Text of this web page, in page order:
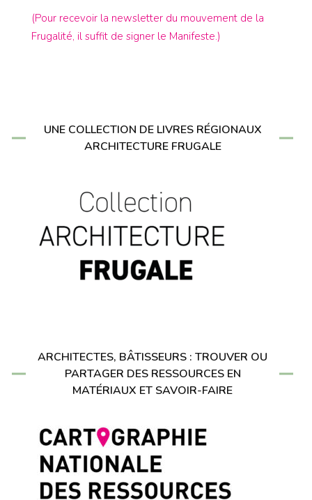
(Pour recevoir la newsletter du mouvement de la
Frugalité, il suffit de signer le Manifeste.)
UNE COLLECTION DE LIVRES RÉGIONAUX
ARCHITECTURE FRUGALE
ARCHITECTES, BÂTISSEURS : TROUVER OU
PARTAGER DES RESSOURCES EN
MATÉRIAUX ET SAVOIR-FAIRE